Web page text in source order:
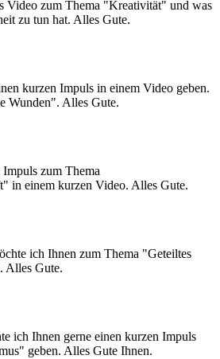
Video zum Thema "Kreativität" und was
zu tun hat. Alles Gute.
kurzen Impuls in einem Video geben.
Wunden". Alles Gute.
zum Thema
in einem kurzen Video. Alles Gute.
ich Ihnen zum Thema "Geteiltes
Alles Gute.
ich Ihnen gerne einen kurzen Impuls
geben. Alles Gute Ihnen.